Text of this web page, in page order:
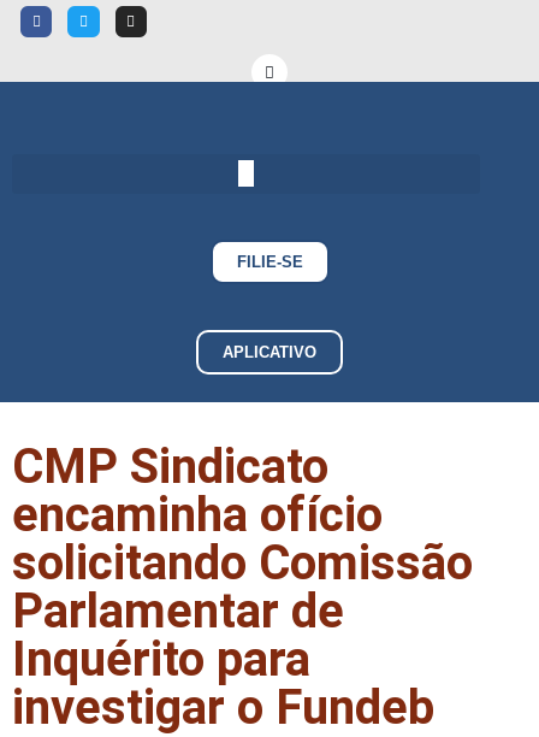
FILIE-SE
APLICATIVO
CMP Sindicato
encaminha ofício
solicitando Comissão
Parlamentar de
Inquérito para
investigar o Fundeb